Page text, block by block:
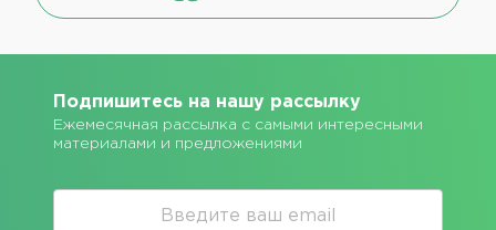
Подпишитесь на нашу рассылку
Ежемесячная рассылка с самыми интересными
материалами и предложениями